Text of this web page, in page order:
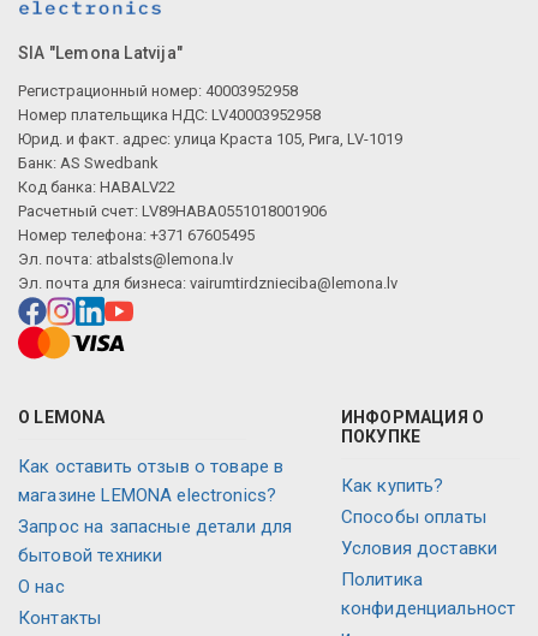
SIA "Lemona Latvija"
Регистрационный номер: 40003952958
Номер плательщика НДС: LV40003952958
Юрид. и факт. адрес: улица Краста 105, Рига, LV-1019
Банк: AS Swedbank
Код банка: HABALV22
Расчетный счет: LV89HABA0551018001906
Номер телефона: +371 67605495
Эл. почта: atbalsts@lemona.lv
Эл. почта для бизнеса: vairumtirdznieciba@lemona.lv
О LEMONA
Как оставить отзыв о товаре в
магазине LEMONA electronics?
Запрос на запасные детали для
бытовой техники
О нас
Контакты
ИНФОРМАЦИЯ О
ПОКУПКЕ
Как купить?
Способы оплаты
Условия доставки
Политика
конфиденциальност